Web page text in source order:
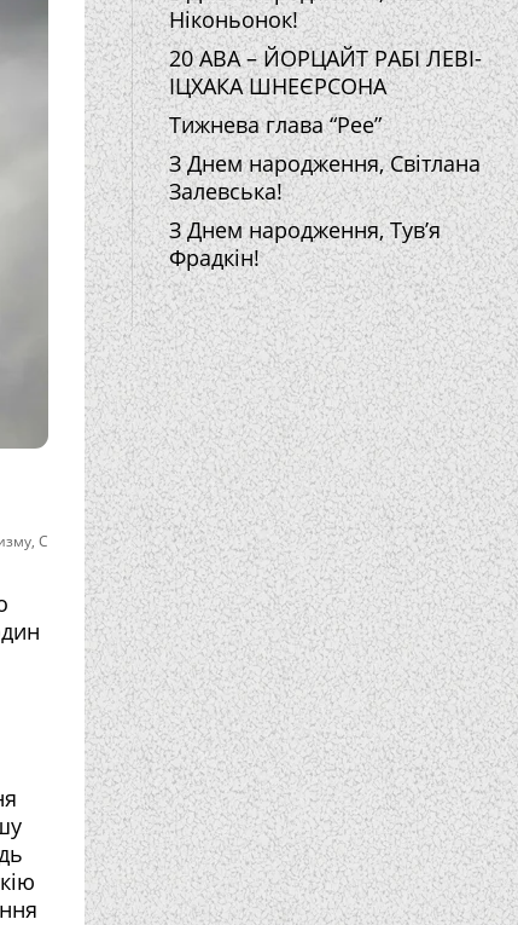
, С
Ніконьонок!
20 АВА – ЙОРЦАЙТ РАБІ ЛЕВІ-
ІЦХАКА ШНЕЄРСОНА
Тижнева глава “Рее”
З Днем народження, Світлана
Залевська!
З Днем народження, Тув’я
Фрадкін!